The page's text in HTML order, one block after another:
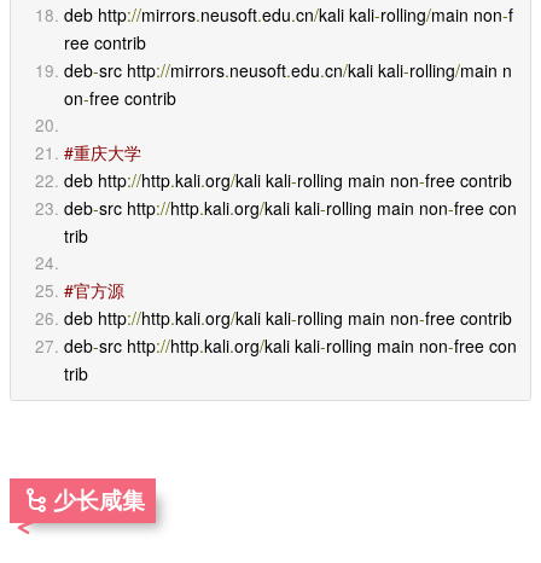
deb http://mirrors.neusoft.edu.cn/kali kali-rolling/main non-f
ree contrib
deb-src http://mirrors.neusoft.edu.cn/kali kali-rolling/main n
on-free contrib
#重庆大学
deb http://http.kali.org/kali kali-rolling main non-free contrib
deb-src http://http.kali.org/kali kali-rolling main non-free con
trib
#官方源
deb http://http.kali.org/kali kali-rolling main non-free contrib
deb-src http://http.kali.org/kali kali-rolling main non-free con
trib
少长咸集